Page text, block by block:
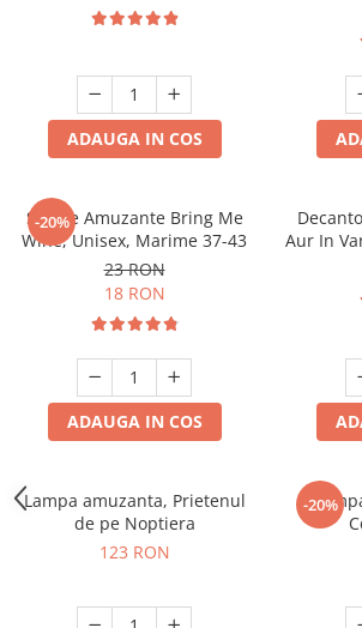
ADAUGA IN COS
-20%
Sosete Amuzante Bring Me
Wine, Unisex, Marime 37-43
23 RON
18 RON
ADAUGA IN COS
Aur In
Lampa amuzanta, Prietenul
de pe Noptiera
123 RON
-20%